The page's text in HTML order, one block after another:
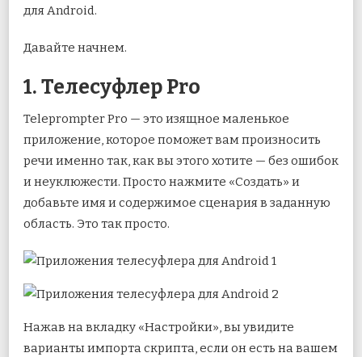
для Android.
Давайте начнем.
1. Телесуфлер Pro
Teleprompter Pro — это изящное маленькое
приложение, которое поможет вам произносить
речи именно так, как вы этого хотите — без ошибок
и неуклюжести. Просто нажмите «Создать» и
добавьте имя и содержимое сценария в заданную
область. Это так просто.
Нажав на вкладку «Настройки», вы увидите
варианты импорта скрипта, если он есть на вашем